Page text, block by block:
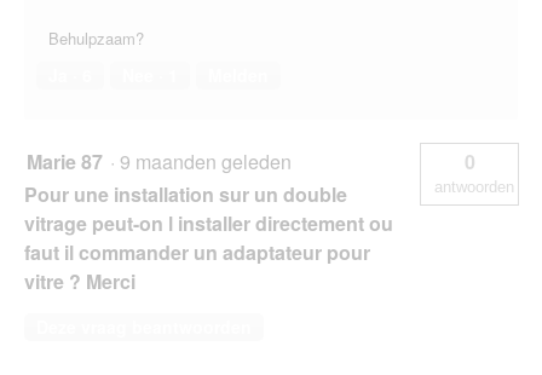
Behulpzaam?
Marie 87 · 9 maanden geleden
Pour une installation sur un double
vitrage peut-on l installer directement ou
faut il commander un adaptateur pour
vitre ? Merci
0
antwoorden